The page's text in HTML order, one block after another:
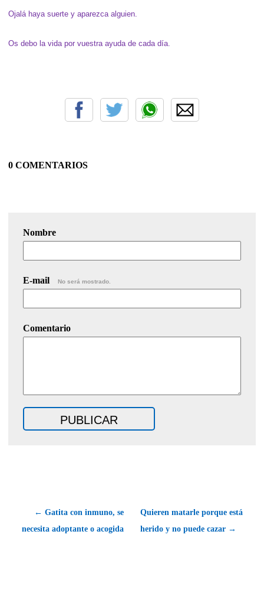
Ojalá haya suerte y aparezca alguien.
Os debo la vida por vuestra ayuda de cada día.
0 COMENTARIOS
Nombre
E-mail No será mostrado.
Comentario
← Gatita con inmuno, se
necesita adoptante o acogida
Quieren matarle porque está
herido y no puede cazar →